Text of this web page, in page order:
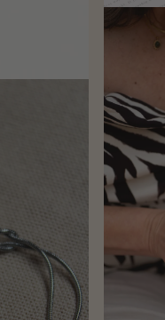
€30.00
€30.00 €35.00
€35.00